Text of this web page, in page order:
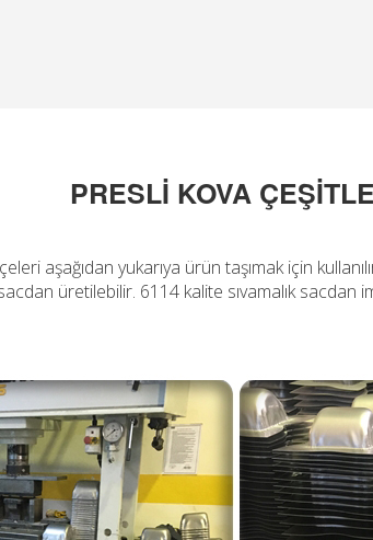
PRESLİ KOVA
aşağıdan yukarıya ürün taşımak için
üretilebilir. 6114 kalite sıvamalık